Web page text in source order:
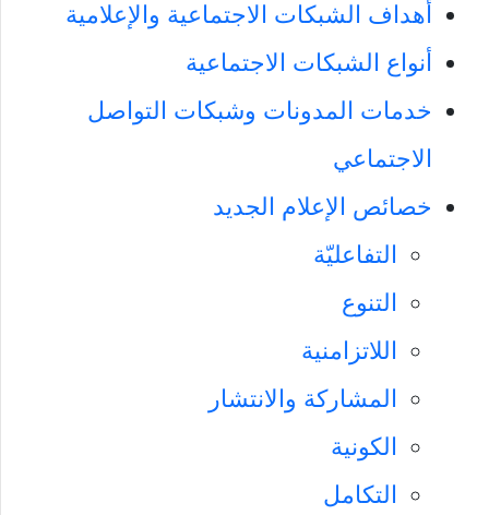
أهداف الشبكات الاجتماعية والإعلامية
أنواع الشبكات الاجتماعية
خدمات المدونات وشبكات التواصل
الاجتماعي
خصائص الإعلام الجديد
التفاعليّة
التنوع
اللاتزامنية
المشاركة والانتشار
الكونية
التكامل